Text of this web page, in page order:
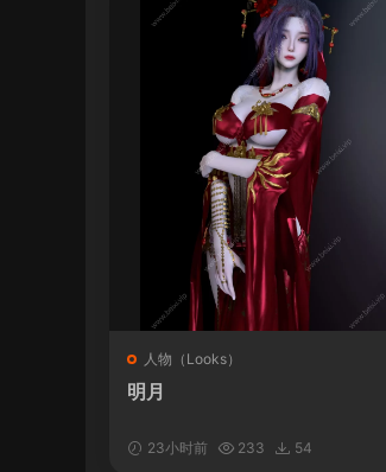
人物（Looks）
明月
23小时前 233 54